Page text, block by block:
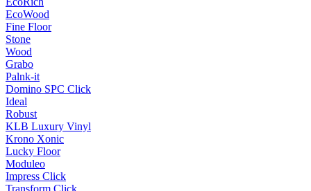
EcoWood
Fine Floor
Stone
Wood
Grabo
Palnk-it
Domino SPC Click
Ideal
Robust
KLB Luxury Vinyl
Krono Xonic
Lucky Floor
Moduleo
Impress Click
Transform Click